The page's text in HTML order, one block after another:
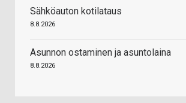
Sähköauton kotilataus
8.8.2026
Asunnon ostaminen ja asuntolaina
8.8.2026